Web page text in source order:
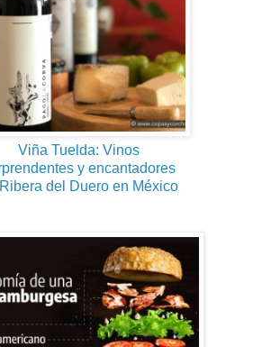
Viña Tuelda: Vinos
y encantadores
del Duero en México